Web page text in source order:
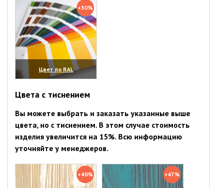
+30%
Цвет по RAL
(увеличить)
Цвета с тиснением
Вы можете выбрать и заказать указанные выше
цвета, но с тиснением. В этом случае стоимость
изделия увеличится на 15%. Всю информацию
уточняйте у менеджеров.
+40% +47%